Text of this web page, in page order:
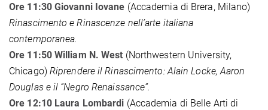
Ore 11:30 Giovanni Iovane (Accademia di Brera, Milano)
Rinascimento e Rinascenze nell’arte italiana
contemporanea.
Ore 11:50 William N. West (Northwestern University,
Chicago) Riprendere il Rinascimento: Alain Locke, Aaron
Douglas e il “Negro Renaissance”.
Ore 12:10 Laura Lombardi (Accademia di Belle Arti di